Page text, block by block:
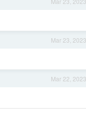
Mar 23, 2023
Mar 22, 2023